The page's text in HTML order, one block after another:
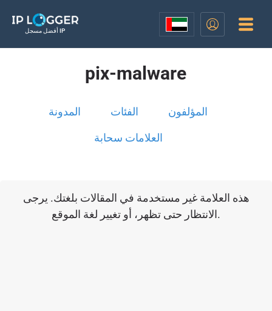
أفضل مسجل IP
pix-malware
المدونة الفئات المؤلفون
العلامات سحابة